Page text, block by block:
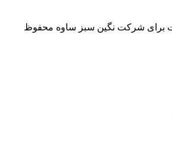
برای شرکت نگین سبز ساوه محفوظ